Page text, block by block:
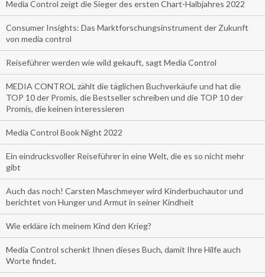
Media Control zeigt die Sieger des ersten Chart-Halbjahres 2022
Consumer Insights: Das Marktforschungsinstrument der Zukunft
von media control
Reiseführer werden wie wild gekauft, sagt Media Control
MEDIA CONTROL zählt die täglichen Buchverkäufe und hat die
TOP 10 der Promis, die Bestseller schreiben und die TOP 10 der
Promis, die keinen interessieren
Media Control Book Night 2022
Ein eindrucksvoller Reiseführer in eine Welt, die es so nicht mehr
gibt
Auch das noch! Carsten Maschmeyer wird Kinderbuchautor und
berichtet von Hunger und Armut in seiner Kindheit
Wie erkläre ich meinem Kind den Krieg?
Media Control schenkt Ihnen dieses Buch, damit Ihre Hilfe auch
Worte findet.